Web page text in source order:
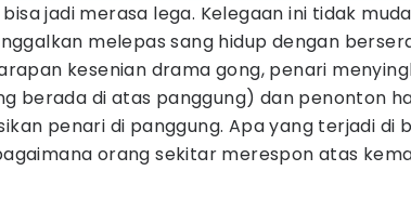
bisa jadi merasa lega. Kelegaan ini tidak
melepas sang hidup dengan
kesenian drama gong, penari
berada di atas panggung) dan penonton
penari di panggung. Apa yang terjadi di
orang sekitar merespon atas